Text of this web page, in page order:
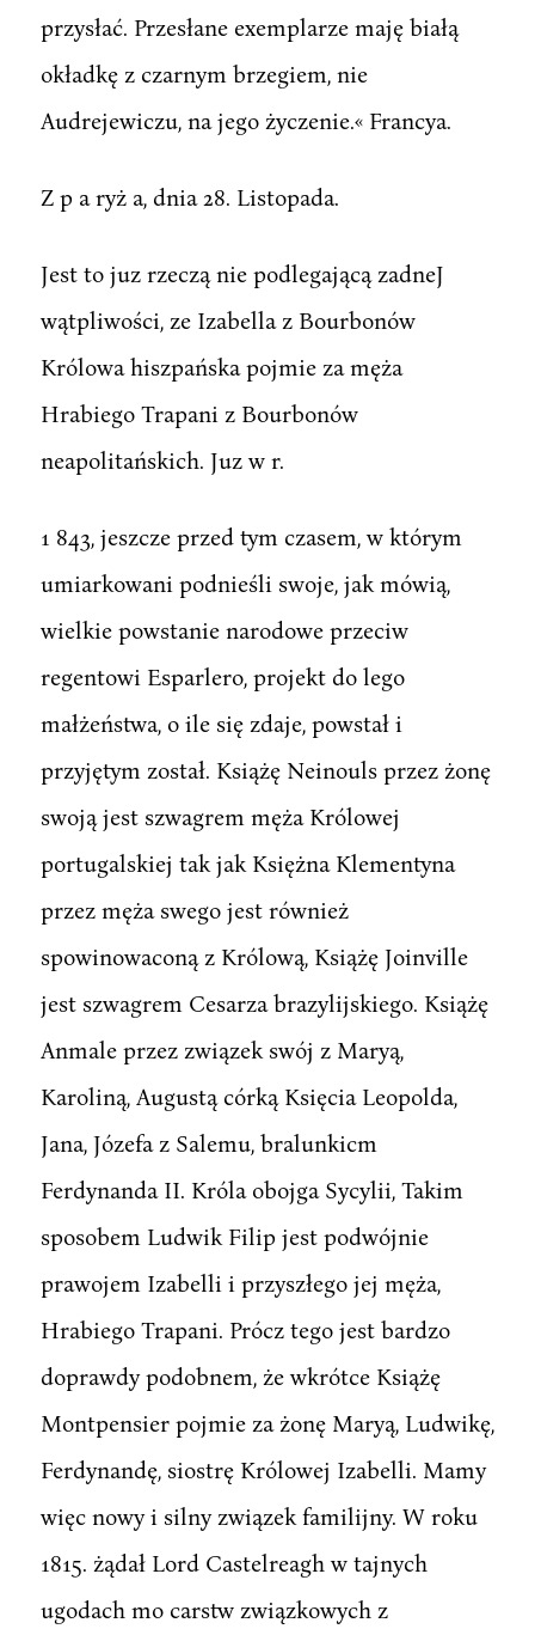
przysłać. Przesłane exemplarze maję białą
okładkę z czarnym brzegiem, nie
Audrejewiczu, na jego życzenie.« Francya.
Z p a ryż a, dnia 28. Listopada.
Jest to juz rzeczą nie podlegającą zadneJ
wątpliwości, ze Izabella z Bourbonów
Królowa hiszpańska pojmie za męża
Hrabiego Trapani z Bourbonów
neapolitańskich. Juz w r.
1 843, jeszcze przed tym czasem, w którym
umiarkowani podnieśli swoje, jak mówią,
wielkie powstanie narodowe przeciw
regentowi Esparlero, projekt do lego
małżeństwa, o ile się zdaje, powstał i
przyjętym został. Książę Neinouls przez żonę
swoją jest szwagrem męża Królowej
portugalskiej tak jak Księżna Klementyna
przez męża swego jest również
spowinowaconą z Królową, Książę Joinville
jest szwagrem Cesarza brazylijskiego. Książę
Anmale przez związek swój z Maryą,
Karoliną, Augustą córką Księcia Leopolda,
Jana, Józefa z Salemu, bralunkicm
Ferdynanda II. Króla obojga Sycylii, Takim
sposobem Ludwik Filip jest podwójnie
prawojem Izabelli i przyszłego jej męża,
Hrabiego Trapani. Prócz tego jest bardzo
doprawdy podobnem, że wkrótce Książę
Montpensier pojmie za żonę Maryą, Ludwikę,
Ferdynandę, siostrę Królowej Izabelli. Mamy
więc nowy i silny związek familijny. W roku
1815. żądał Lord Castelreagh w tajnych
ugodach mo carstw związkowych z